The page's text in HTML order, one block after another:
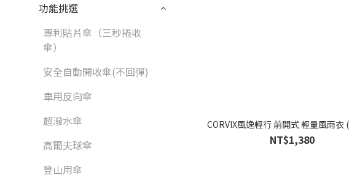
功能挑選
專利貼片傘（三秒捲收
傘）
安全自動開收傘(不回彈)
車用反向傘
超潑水傘
高爾夫球傘
登山用傘
CORVIX風逸輕行 前開式 輕量風雨衣
NT$1,380